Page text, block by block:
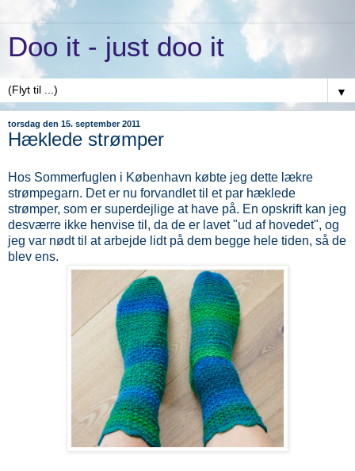
Doo it - just doo it
▼
torsdag den 15. september 2011
Hæklede strømper
Hos Sommerfuglen i København købte jeg dette lækre
strømpegarn. Det er nu forvandlet til et par hæklede
strømper, som er superdejlige at have på. En opskrift kan jeg
desværre ikke henvise til, da de er lavet "ud af hovedet", og
jeg var nødt til at arbejde lidt på dem begge hele tiden, så de
blev ens.